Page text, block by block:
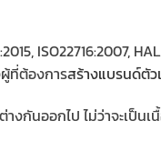
ISO22716:2007,
ผู้ที่ต้องการสร้างแบรนด์ตัว
ออกไป ไม่ว่าจะเป็นเ